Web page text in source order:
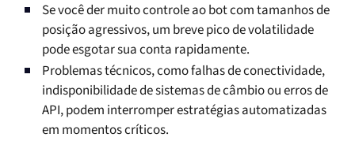
Se você der muito controle ao bot com tamanhos de
posição agressivos, um breve pico de volatilidade
pode esgotar sua conta rapidamente.
Problemas técnicos, como falhas de conectividade,
indisponibilidade de sistemas de câmbio ou erros de
API, podem interromper estratégias automatizadas
em momentos críticos.